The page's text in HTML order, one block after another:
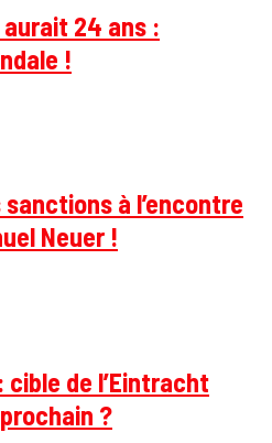
24 ans :
!
à l’encontre
Neuer !
de l’Eintracht
?